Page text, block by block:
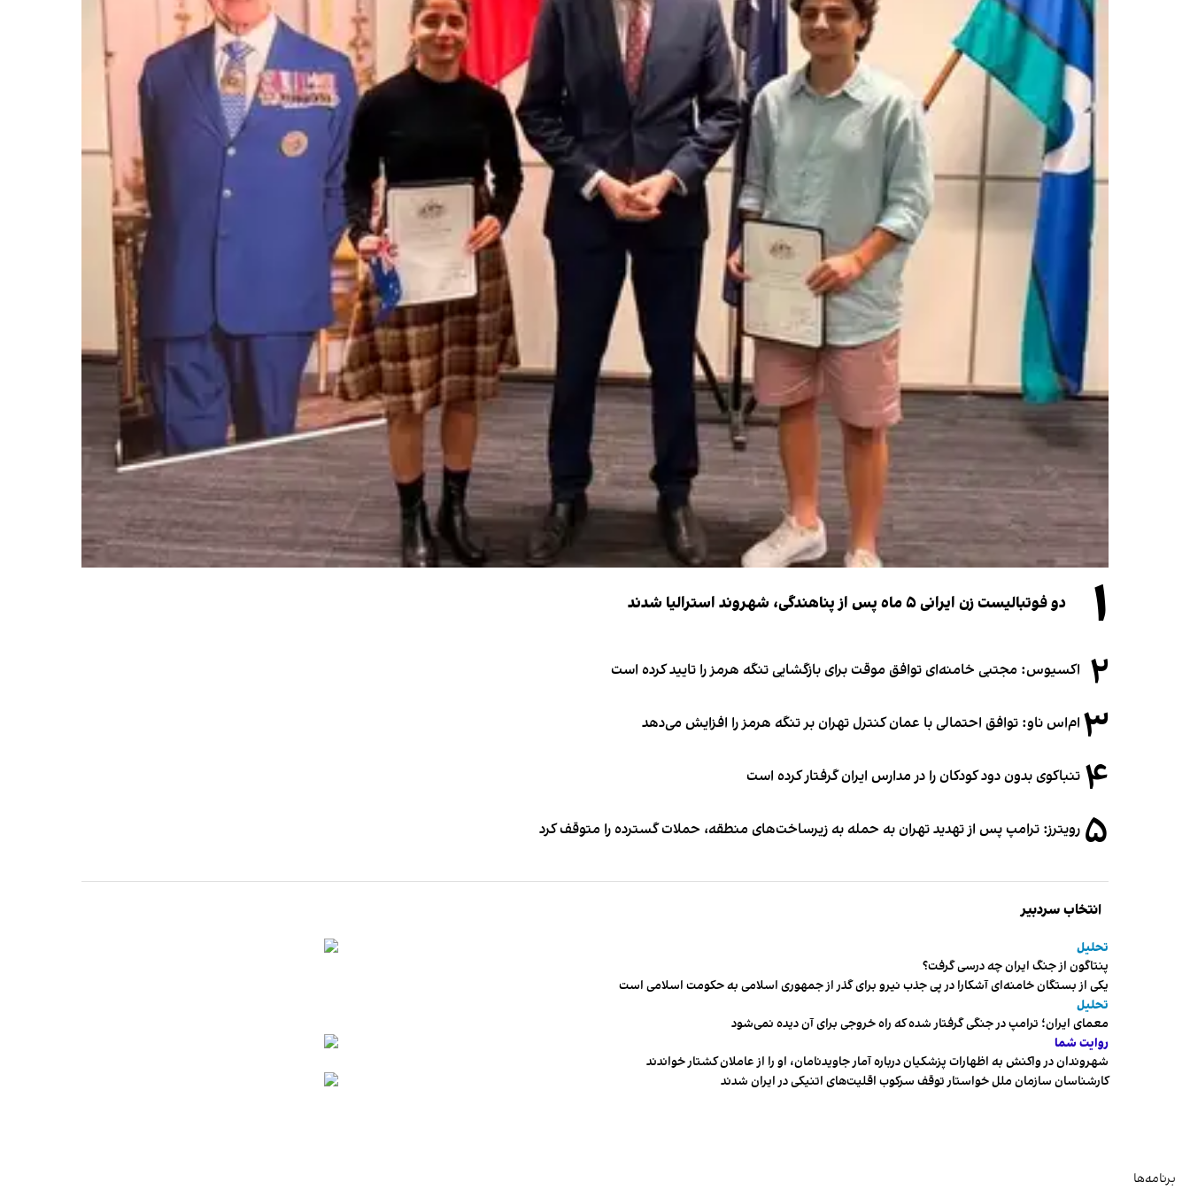
۱ دو فوتبالیست زن ایرانی ۵ ماه پس از پناهندگی، شهروند استرالیا شدند
۲ اکسیوس: مجتبی خامنه‌ای توافق موقت برای بازگشایی تنگه هرمز را تایید کرده است
۳ ام‌اس ناو: توافق احتمالی با عمان کنترل تهران بر تنگه هرمز را افزایش می‌دهد
۴ تنباکوی بدون دود کودکان را در مدارس ایران گرفتار کرده است
۵ رویترز: ترامپ پس از تهدید تهران به حمله به زیرساخت‌های منطقه، حملات گسترده را متوقف کرد
انتخاب سردبیر
تحلیل
پنتاگون از جنگ ایران چه درسی گرفت؟
یکی از بستگان خامنه‌ای آشکارا در پی جذب نیرو برای گذر از جمهوری اسلامی به حکومت اسلامی است
تحلیل
معمای ایران؛ ترامپ در جنگی گرفتار شده که راه خروجی برای آن دیده نمی‌شود
روایت شما
شهروندان در واکنش به اظهارات پزشکیان درباره آمار جاویدنامان، او را از عاملان کشتار خواندند
کارشناسان سازمان ملل خواستار توقف سرکوب اقلیت‌های اتنیکی در ایران شدند
برنامه‌ها